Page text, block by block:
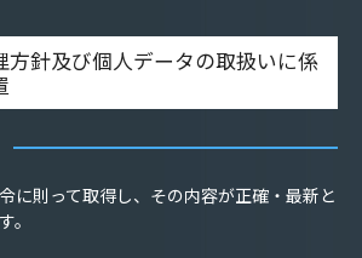
方針及び個人データの取扱いに係
に則って取得し、その内容が正確・最新と
。